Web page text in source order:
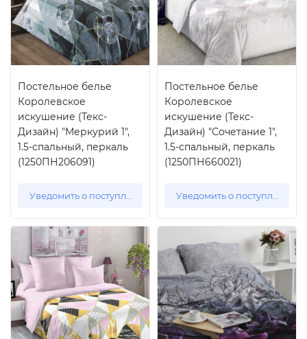
Постельное белье
Королевское
искушение (Текс-
Дизайн) "Меркурий 1",
1.5-спальный, перкаль
(1250ПН206091)
Уведомить о поступлении
Постельное белье
Королевское
искушение (Текс-
Дизайн) "Сочетание 1",
1.5-спальный, перкаль
(1250ПН660021)
Уведомить о поступлении